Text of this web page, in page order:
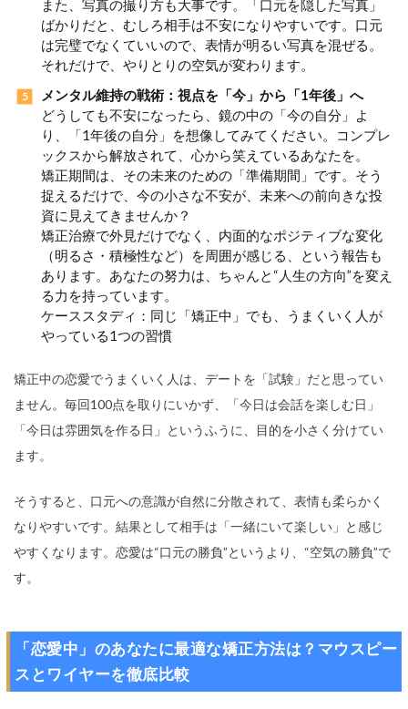
また、写真の撮り方も大事です。「口元を隠した写真」
ばかりだと、むしろ相手は不安になりやすいです。口元
は完璧でなくていいので、表情が明るい写真を混ぜる。
それだけで、やりとりの空気が変わります。
メンタル維持の戦術：視点を「今」から「1年後」へ
どうしても不安になったら、鏡の中の「今の自分」よ
り、「1年後の自分」を想像してみてください。コンプレ
ックスから解放されて、心から笑えているあなたを。
矯正期間は、その未来のための「準備期間」です。そう
捉えるだけで、今の小さな不安が、未来への前向きな投
資に見えてきませんか？
矯正治療で外見だけでなく、内面的なポジティブな変化
（明るさ・積極性など）を周囲が感じる、という報告も
あります。あなたの努力は、ちゃんと“人生の方向”を変え
る力を持っています。
ケーススタディ：同じ「矯正中」でも、うまくいく人が
やっている1つの習慣
矯正中の恋愛でうまくいく人は、デートを「試験」だと思ってい
ません。毎回100点を取りにいかず、「今日は会話を楽しむ日」
「今日は雰囲気を作る日」というふうに、目的を小さく分けてい
ます。
そうすると、口元への意識が自然に分散されて、表情も柔らかく
なりやすいです。結果として相手は「一緒にいて楽しい」と感じ
やすくなります。恋愛は“口元の勝負”というより、“空気の勝負”で
す。
「恋愛中」のあなたに最適な矯正方法は？マウスピー
スとワイヤーを徹底比較